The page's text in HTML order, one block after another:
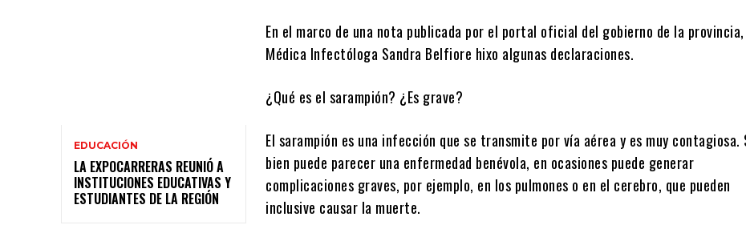
EDUCACIÓN
LA EXPOCARRERAS REUNIÓ A
INSTITUCIONES EDUCATIVAS Y
ESTUDIANTES DE LA REGIÓN
En el marco de una nota publicada por el portal oficial del gobierno de la
Médica Infectóloga Sandra Belfiore hixo algunas declaraciones.
¿Qué es el sarampión? ¿Es grave?
El sarampión es una infección que se transmite por vía aérea y es muy contagiosa.
bien puede parecer una enfermedad benévola, en ocasiones puede generar
complicaciones graves, por ejemplo, en los pulmones o en el cerebro, que pueden
inclusive causar la muerte.